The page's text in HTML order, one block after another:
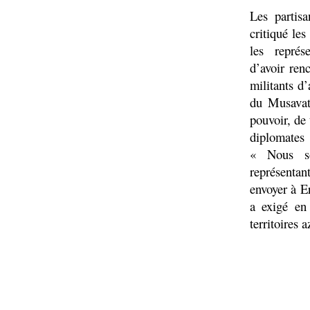
Les
critiqué les
les
d’avoir
militants
du
pouvoir, de
« Nous
envoyer à
a exigé
territoires